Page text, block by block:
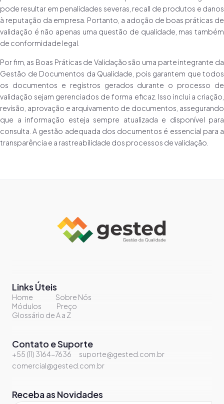
pode resultar em penalidades severas, recall de produtos e danos
à reputação da empresa. Portanto, a adoção de boas práticas de
validação é não apenas uma questão de qualidade, mas também
de conformidade legal.
Por fim, as Boas Práticas de Validação são uma parte integrante da
Gestão de Documentos da Qualidade, pois garantem que todos
os documentos e registros gerados durante o processo de
validação sejam gerenciados de forma eficaz. Isso inclui a criação,
revisão, aprovação e arquivamento de documentos, assegurando
que a informação esteja sempre atualizada e disponível para
consulta. A gestão adequada dos documentos é essencial para a
transparência e a rastreabilidade dos processos de validação.
Receba as Novidades
Links Úteis
Home
Sobre Nós
Módulos
Preço
Glossário de A a Z
Contato e Suporte
+55 (11) 3164-7636
suporte@gested.com.br
comercial@gested.com.br